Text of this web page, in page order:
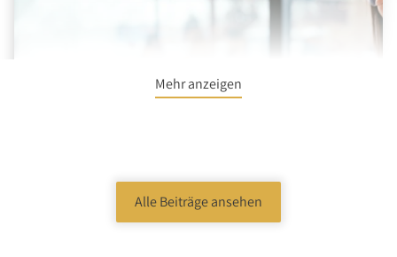
Mehr anzeigen
Alle Beiträge ansehen